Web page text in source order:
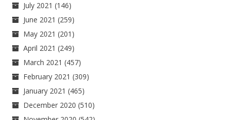
July 2021 (146)
June 2021 (259)
May 2021 (201)
April 2021 (249)
March 2021 (457)
February 2021 (309)
January 2021 (465)
December 2020 (510)